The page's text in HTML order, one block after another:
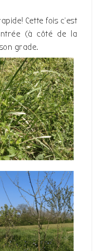
Cette fois c’est
(à côté de la
grade.